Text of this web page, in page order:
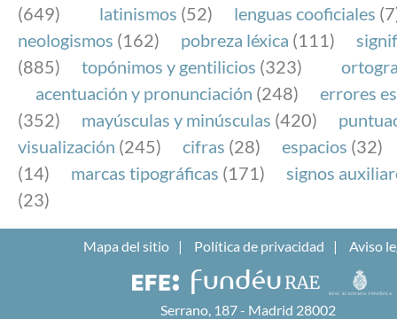
(649)
latinismos (52) lenguas cooficiales
neologismos (162) pobreza léxica (111)
(885)
topónimos y gentilicios (323)
acentuación y pronunciación (248)
errores
(352)
mayúsculas y minúsculas (420)
visualización (245) cifras (28) espacios (32)
(14)
marcas tipográficas (171)
signos
(23)
Mapa del sitio Política de privacidad Aviso
Serrano, 187 - Madrid 28002